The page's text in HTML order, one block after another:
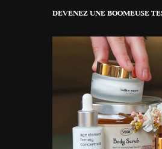
DEVENEZ UNE BOOMEUSE